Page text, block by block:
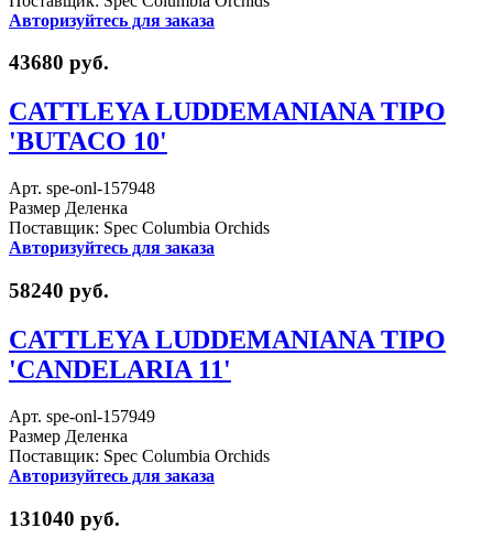
Авторизуйтесь для заказа
43680 руб.
CATTLEYA LUDDEMANIANA TIPO
'BUTACO 10'
Арт. spe-onl-157948
Размер Деленка
Поставщик: Spec Columbia Orchids
Авторизуйтесь для заказа
58240 руб.
CATTLEYA LUDDEMANIANA TIPO
'CANDELARIA 11'
Арт. spe-onl-157949
Размер Деленка
Поставщик: Spec Columbia Orchids
Авторизуйтесь для заказа
131040 руб.